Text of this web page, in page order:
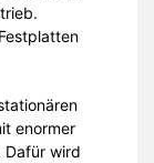
enormer
Dafür wird